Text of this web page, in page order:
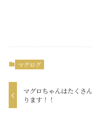
マグログ
マグロちゃんはたくさ
ります！！